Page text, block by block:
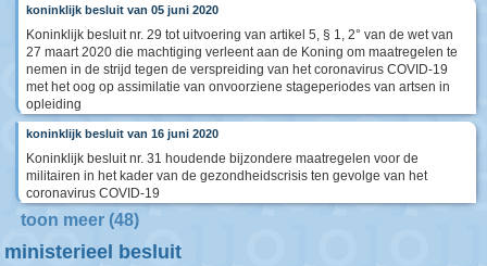
koninklijk besluit van 05 juni 2020
Koninklijk besluit nr. 29 tot uitvoering van artikel 5, § 1, 2° van de wet van
27 maart 2020 die machtiging verleent aan de Koning om maatregelen te
nemen in de strijd tegen de verspreiding van het coronavirus COVID-19
met het oog op assimilatie van onvoorziene stageperiodes van artsen in
opleiding
koninklijk besluit van 16 juni 2020
Koninklijk besluit nr. 31 houdende bijzondere maatregelen voor de
militairen in het kader van de gezondheidscrisis ten gevolge van het
coronavirus COVID-19
toon meer (48)
ministerieel besluit